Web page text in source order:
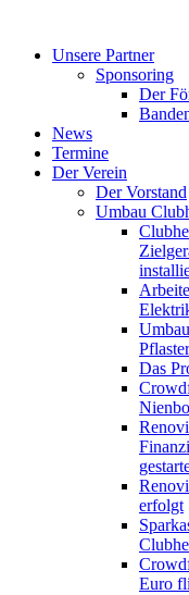
springenUnsere Partner
Sponsoring
Der
News
Termine
Der Verein
Der Vorstand
Umbau
Das
erfolgt
Euro